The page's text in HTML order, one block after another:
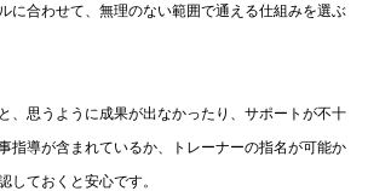
に合わせて、無理のない範囲で通える仕組みを選ぶ
、思うように成果が出なかったり、サポートが不十
指導が含まれているか、トレーナーの指名が可能か
しておくと安心です。